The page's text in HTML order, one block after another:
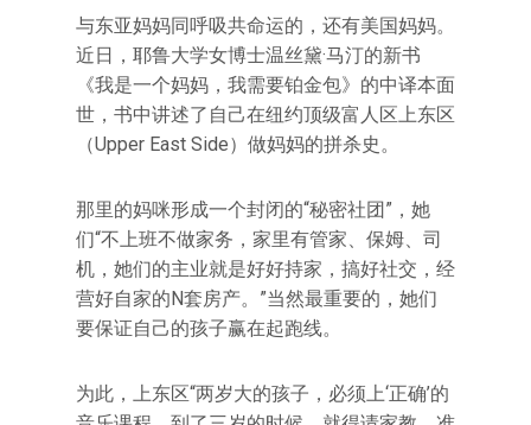
与东亚妈妈同呼吸共命运的，还有美国妈妈。
近日，耶鲁大学女博士温丝黛·马汀的新书
《我是一个妈妈，我需要铂金包》的中译本面
世，书中讲述了自己在纽约顶级富人区上东区
（Upper East Side）做妈妈的拼杀史。
那里的妈咪形成一个封闭的“秘密社团”，她
们“不上班不做家务，家里有管家、保姆、司
机，她们的主业就是好好持家，搞好社交，经
营好自家的N套房产。”当然最重要的，她们
要保证自己的孩子赢在起跑线。
为此，上东区“两岁大的孩子，必须上‘正确’的